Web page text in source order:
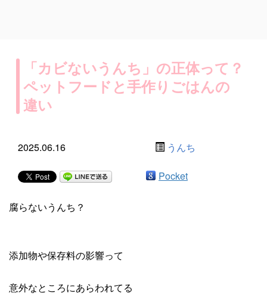
「カビないうんち」の正体って？
ペットフードと手作りごはんの
違い
2025.06.16 うんち
Pocket
腐らないうんち？
添加物や保存料の影響って
意外なところにあらわれてる